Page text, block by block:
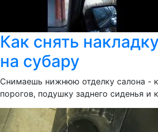
Как снять
на субару
Снимаешь нижнюю отделку салона -
порогов, подушку заднего сиденья и